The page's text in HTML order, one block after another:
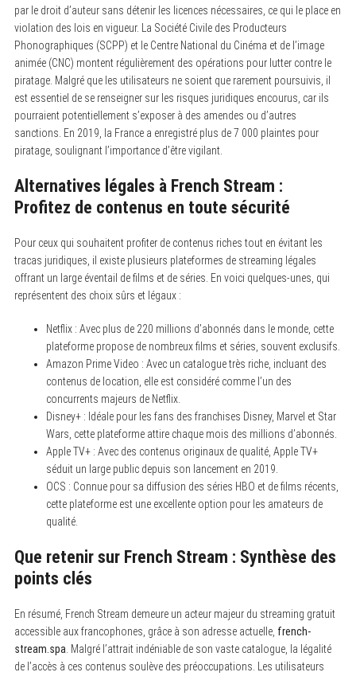
par le droit d’auteur sans détenir les licences nécessaires, ce qui le place en
violation des lois en vigueur. La Société Civile des Producteurs
Phonographiques (SCPP) et le Centre National du Cinéma et de l’image
animée (CNC) montent régulièrement des opérations pour lutter contre le
piratage. Malgré que les utilisateurs ne soient que rarement poursuivis, il
est essentiel de se renseigner sur les risques juridiques encourus, car ils
pourraient potentiellement s’exposer à des amendes ou d’autres
sanctions. En 2019, la France a enregistré plus de 7 000 plaintes pour
piratage, soulignant l’importance d’être vigilant.
Alternatives légales à French Stream :
Profitez de contenus en toute sécurité
Pour ceux qui souhaitent profiter de contenus riches tout en évitant les
tracas juridiques, il existe plusieurs plateformes de streaming légales
offrant un large éventail de films et de séries. En voici quelques-unes, qui
représentent des choix sûrs et légaux :
Netflix : Avec plus de 220 millions d’abonnés dans le monde, cette
plateforme propose de nombreux films et séries, souvent exclusifs.
Amazon Prime Video : Avec un catalogue très riche, incluant des
contenus de location, elle est considéré comme l’un des
concurrents majeurs de Netflix.
Disney+ : Idéale pour les fans des franchises Disney, Marvel et Star
Wars, cette plateforme attire chaque mois des millions d’abonnés.
Apple TV+ : Avec des contenus originaux de qualité, Apple TV+
séduit un large public depuis son lancement en 2019.
OCS : Connue pour sa diffusion des séries HBO et de films récents,
cette plateforme est une excellente option pour les amateurs de
qualité.
Que retenir sur French Stream : Synthèse des
points clés
En résumé, French Stream demeure un acteur majeur du streaming gratuit
accessible aux francophones, grâce à son adresse actuelle, french-
stream.spa . Malgré l’attrait indéniable de son vaste catalogue, la légalité
de l’accès à ces contenus soulève des préoccupations. Les utilisateurs